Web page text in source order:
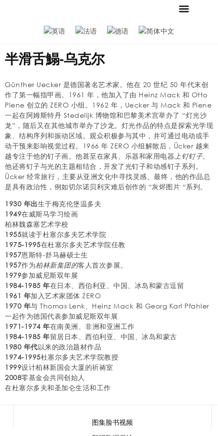
半滑舌鰨-乌克尔
Günther Uecker 是德国著名艺术家。他在 20 世纪 50 年代末创
作了第一幅指甲画。1961 年，他加入了由 Heinz Mack 和 Otto
Piene 创立的 ZERO 小组。1962 年，Uecker 与 Mack 和 Piene
一起在阿姆斯特丹 Stedelijk 博物馆和巴黎美术宫举办了 “灯光沙
龙”，随后又在其他城市举办了沙龙。灯光作品的特点是探索光学现
象、结构序列和振动区域。观众积极参与其中，并可通过电动或手
动干预来影响视觉过程。1966 年 ZERO 小组解散后，Ücker 越来
越专注于他的钉子画。他甚至在家具、乐器和家用电器上钉钉子。
他还将钉子与光的主题相结合，开发了光钉子和动感钉子系列。
Ücker 经常旅行，主要从亚洲文化中寻找灵感。最终，他的作品总
是具有政治性，例如切尔诺贝利灾难后创作的 “灰烬图片 “系列。
1930 年出生于梅克伦堡温多夫
1949在威斯马学习绘画
柏林魏森塞艺术学校
1955就读于杜塞尔多夫艺术学院
1975-1995在杜塞尔多夫艺术学院任教
1957恩斯特-舒马赫硕士生
1957作为柏林新集团的客人首次参展。
1979参加威尼斯双年展
1984-1985 年在日本、西伯利亚、中国、冰岛和蒙古逗留
1961 年加入艺术家团体 ZERO
1970 年与 Thomas Lenk、Heinz Mack 和 Georg Karl Pfahler
一起作为德国代表参加威尼斯双年展
1971-1974 年在南美洲、非洲和亚洲工作
1984-1985 年留居日本、西伯利亚、中国、冰岛和蒙古
1980 年代以来的政治题材作品
1974-1995杜塞尔多夫艺术学院教授
1999设计柏林新国会大厦的祈祷室
2008零基金会共同创始人
在杜塞尔多夫和圣加仑生活和工作
图集脸书视频